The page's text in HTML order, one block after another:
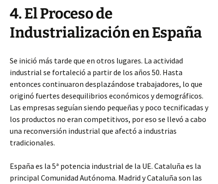
4. El Proceso de
Industrialización en España
Se inició más tarde que en otros lugares. La actividad
industrial se fortaleció a partir de los años 50. Hasta
entonces continuaron desplazándose trabajadores, lo que
originó fuertes desequilibrios económicos y demográficos.
Las empresas seguían siendo pequeñas y poco tecnificadas y
los productos no eran competitivos, por eso se llevó a cabo
una reconversión industrial que afectó a industrias
tradicionales.
España es la 5ª potencia industrial de la UE. Cataluña es la
principal Comunidad Autónoma. Madrid y Cataluña son las